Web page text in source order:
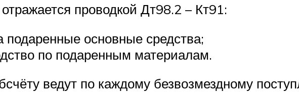
проводкой Дт98.2 – Кт91:
основные средства;
по подаренным материалам.
ведут по каждому безвозмездному